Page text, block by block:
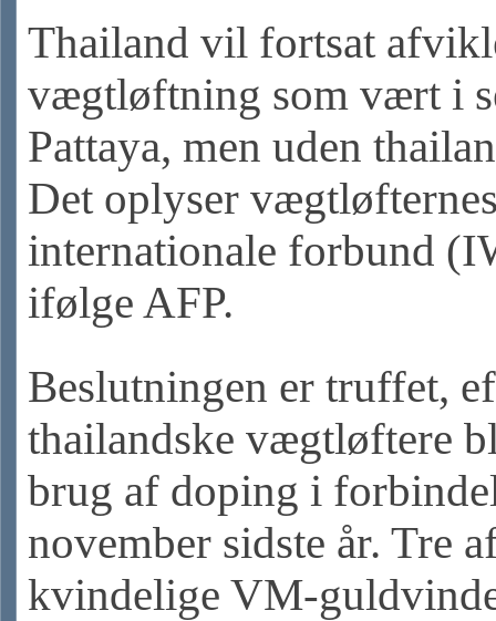
Thailand vil fortsat
vægtløftning som vært i
Pattaya, men uden
Det oplyser
internationale forbund
ifølge AFP.
Beslutningen er truffet,
thailandske vægtløftere
brug af doping i
november sidste år. Tre
kvindelige VM-